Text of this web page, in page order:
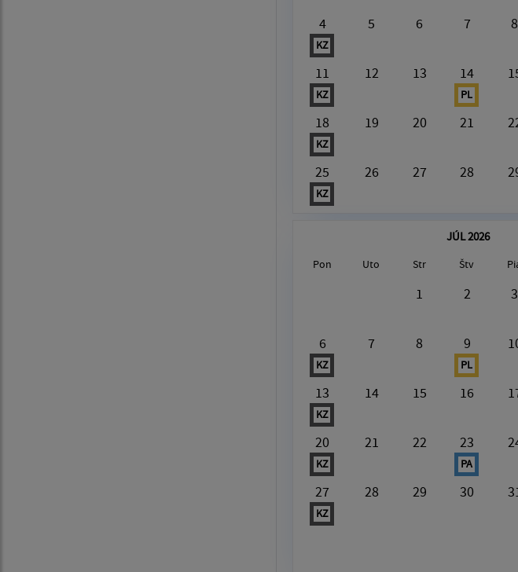
4
KZ
5 6 7 8
11
KZ
12 13 14
PL
18
KZ
19 20 21
25
KZ
26 27 28
JÚL 2026
Pon Uto Str Štv
1 2 3
6
KZ
7 8 9
PL
13
KZ
14 15 16
20
KZ
21 22 23
PA
27
KZ
28 29 30